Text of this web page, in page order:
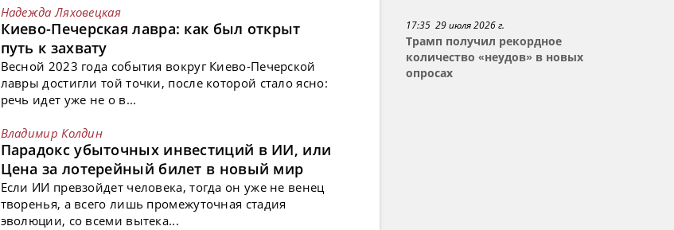
17:35 29 июля 2026 г.
Трамп получил рекордное
количество «неудов» в новых
опросах
Надежда Ляховецкая
Киево-Печерская лавра: как был открыт
путь к захвату
Весной 2023 года события вокруг Киево-Печерской
лавры достигли той точки, после которой стало ясно:
речь идет уже не о в...
Владимир Колдин
Парадокс убыточных инвестиций в ИИ, или
Цена за лотерейный билет в новый мир
Если ИИ превзойдет человека, тогда он уже не венец
творенья, а всего лишь промежуточная стадия
эволюции, со всеми вытека...